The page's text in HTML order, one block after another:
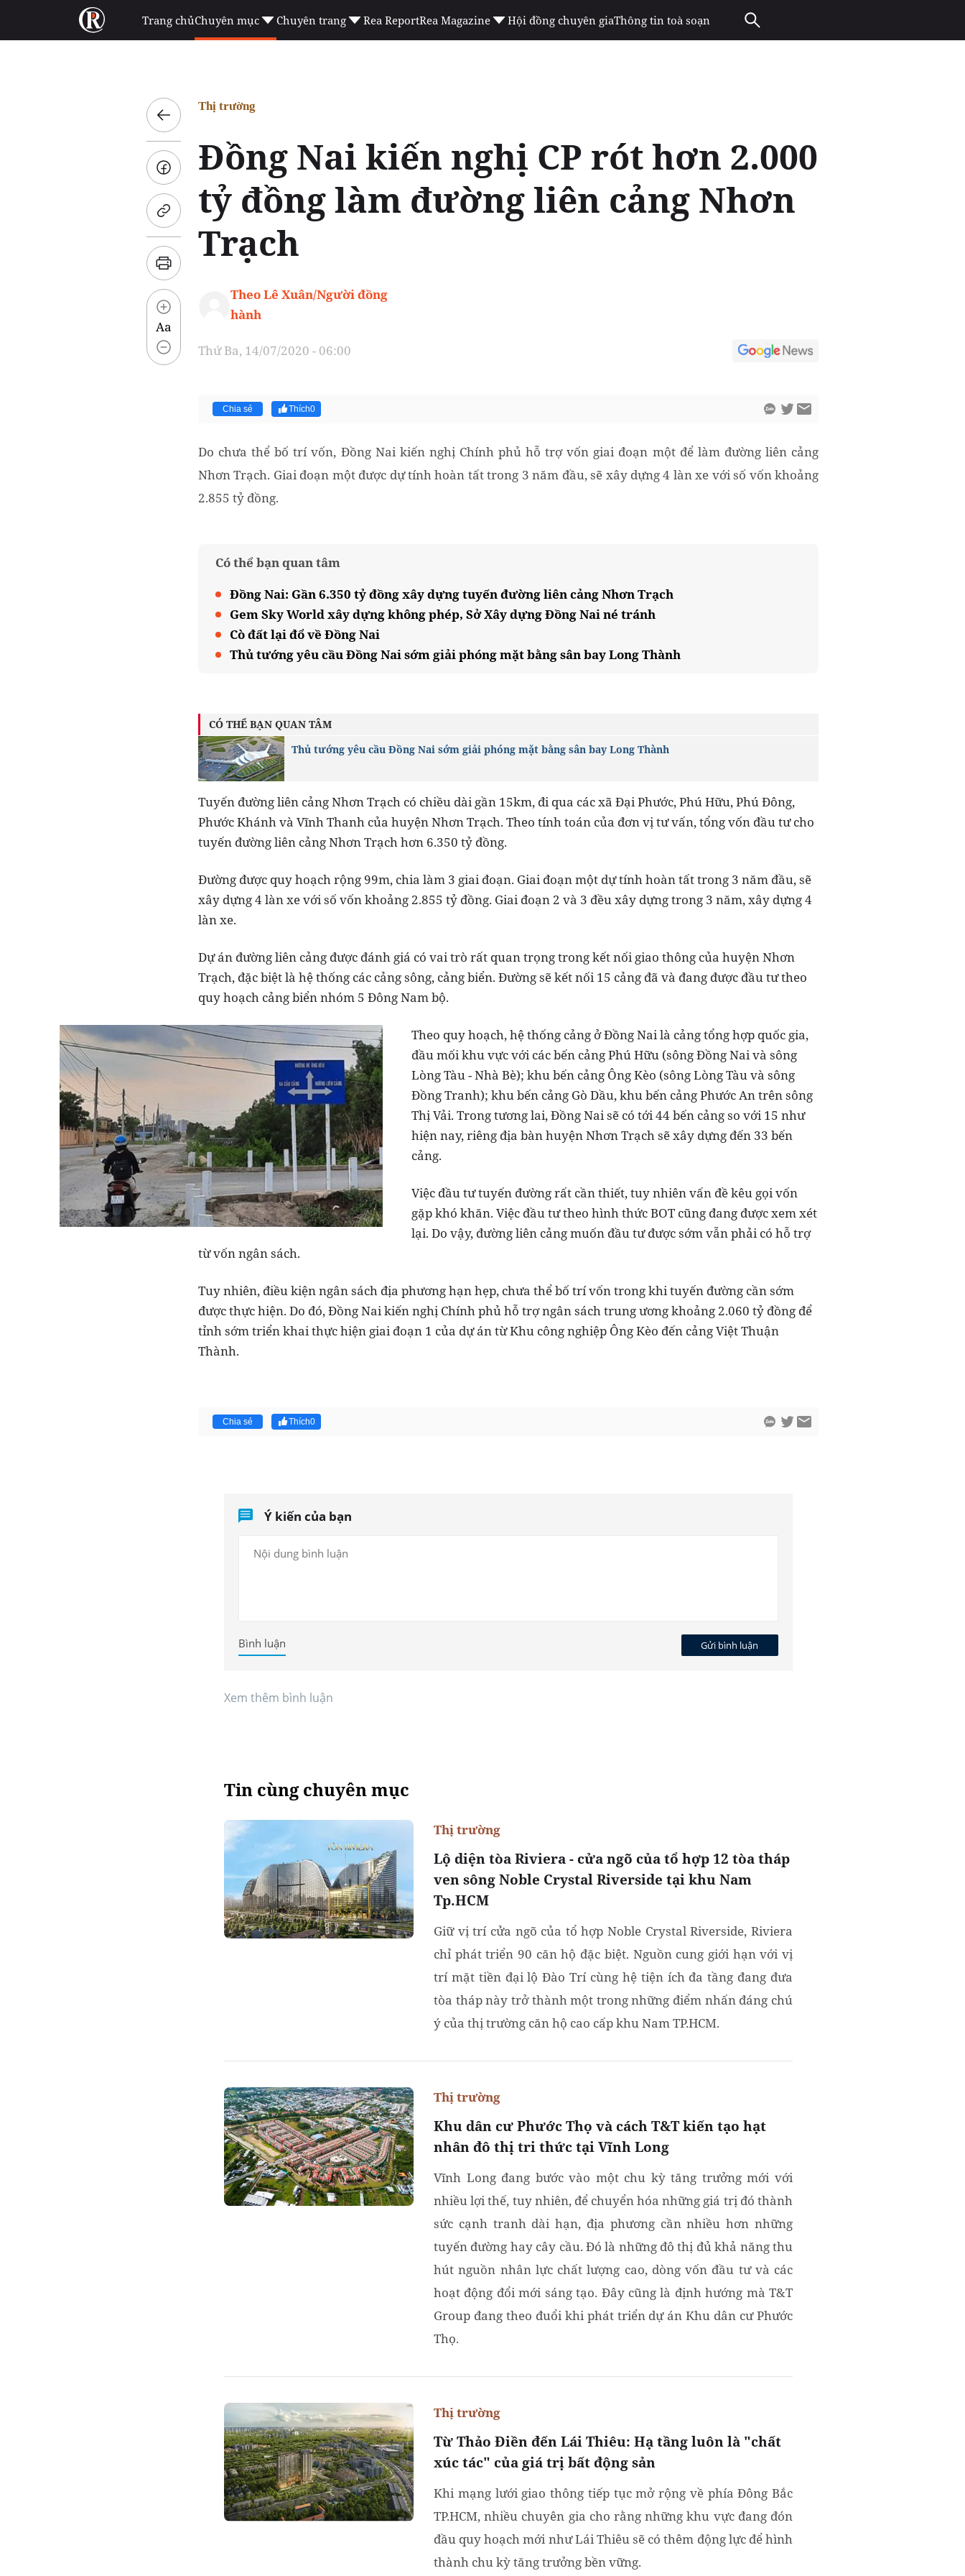
Trang chủChuyên mục Chuyên trang Rea ReportRea Magazine Hội đồng chuyên giaThông tin toà soạn
Aa
Thị trường
Đồng Nai kiến nghị CP rót hơn 2.000
tỷ đồng làm đường liên cảng Nhơn
Trạch
Theo Lê Xuân/Người đồng
hành
Thứ Ba, 14/07/2020 - 06:00
Chia sẻ Thích0
Do chưa thể bố trí vốn, Đồng Nai kiến nghị Chính phủ hỗ trợ vốn giai đoạn một để làm đường liên cảng
Nhơn Trạch. Giai đoạn một được dự tính hoàn tất trong 3 năm đầu, sẽ xây dựng 4 làn xe với số vốn khoảng
2.855 tỷ đồng.
Có thể bạn quan tâm
Đồng Nai: Gần 6.350 tỷ đồng xây dựng tuyến đường liên cảng Nhơn Trạch
Gem Sky World xây dựng không phép, Sở Xây dựng Đồng Nai né tránh
Cò đất lại đổ về Đồng Nai
Thủ tướng yêu cầu Đồng Nai sớm giải phóng mặt bằng sân bay Long Thành
CÓ THỂ BẠN QUAN TÂM
Thủ tướng yêu cầu Đồng Nai sớm giải phóng mặt bằng sân bay Long Thành
Tuyến đường liên cảng Nhơn Trạch có chiều dài gần 15km, đi qua các xã Đại Phước, Phú Hữu, Phú Đông,
Phước Khánh và Vĩnh Thanh của huyện Nhơn Trạch. Theo tính toán của đơn vị tư vấn, tổng vốn đầu tư cho
tuyến đường liên cảng Nhơn Trạch hơn 6.350 tỷ đồng.
Đường được quy hoạch rộng 99m, chia làm 3 giai đoạn. Giai đoạn một dự tính hoàn tất trong 3 năm đầu, sẽ
xây dựng 4 làn xe với số vốn khoảng 2.855 tỷ đồng. Giai đoạn 2 và 3 đều xây dựng trong 3 năm, xây dựng 4
làn xe.
Dự án đường liên cảng được đánh giá có vai trò rất quan trọng trong kết nối giao thông của huyện Nhơn
Trạch, đặc biệt là hệ thống các cảng sông, cảng biển. Đường sẽ kết nối 15 cảng đã và đang được đầu tư theo
quy hoạch cảng biển nhóm 5 Đông Nam bộ.
Theo quy hoạch, hệ thống cảng ở Đồng Nai là cảng tổng hợp quốc gia,
đầu mối khu vực với các bến cảng Phú Hữu (sông Đồng Nai và sông
Lòng Tàu - Nhà Bè); khu bến cảng Ông Kèo (sông Lòng Tàu và sông
Đồng Tranh); khu bến cảng Gò Dầu, khu bến cảng Phước An trên sông
Thị Vải. Trong tương lai, Đồng Nai sẽ có tới 44 bến cảng so với 15 như
hiện nay, riêng địa bàn huyện Nhơn Trạch sẽ xây dựng đến 33 bến
cảng.
Việc đầu tư tuyến đường rất cần thiết, tuy nhiên vấn đề kêu gọi vốn
gặp khó khăn. Việc đầu tư theo hình thức BOT cũng đang được xem xét
lại. Do vậy, đường liên cảng muốn đầu tư được sớm vẫn phải có hỗ trợ
từ vốn ngân sách.
Tuy nhiên, điều kiện ngân sách địa phương hạn hẹp, chưa thể bố trí vốn trong khi tuyến đường cần sớm
được thực hiện. Do đó, Đồng Nai kiến nghị Chính phủ hỗ trợ ngân sách trung ương khoảng 2.060 tỷ đồng để
tỉnh sớm triển khai thực hiện giai đoạn 1 của dự án từ Khu công nghiệp Ông Kèo đến cảng Việt Thuận
Thành.
Chia sẻ Thích0
Ý kiến của bạn
Gửi bình luận
Bình luận
Xem thêm bình luận
Tin cùng chuyên mục
Lộ diện tòa Riviera - cửa ngõ của tổ hợp 12 tòa tháp
ven sông Noble Crystal Riverside tại khu Nam
Tp.HCM
Thị trường
Giữ vị trí cửa ngõ của tổ hợp Noble Crystal Riverside, Riviera
chỉ phát triển 90 căn hộ đặc biệt. Nguồn cung giới hạn với vị
trí mặt tiền đại lộ Đào Trí cùng hệ tiện ích đa tầng đang đưa
tòa tháp này trở thành một trong những điểm nhấn đáng chú
ý của thị trường căn hộ cao cấp khu Nam TP.HCM.
Khu dân cư Phước Thọ và cách T&T kiến tạo hạt
nhân đô thị tri thức tại Vĩnh Long
Thị trường
Vĩnh Long đang bước vào một chu kỳ tăng trưởng mới với
nhiều lợi thế, tuy nhiên, để chuyển hóa những giá trị đó thành
sức cạnh tranh dài hạn, địa phương cần nhiều hơn những
tuyến đường hay cây cầu. Đó là những đô thị đủ khả năng thu
hút nguồn nhân lực chất lượng cao, dòng vốn đầu tư và các
hoạt động đổi mới sáng tạo. Đây cũng là định hướng mà T&T
Group đang theo đuổi khi phát triển dự án Khu dân cư Phước
Thọ.
Từ Thảo Điền đến Lái Thiêu: Hạ tầng luôn là "chất
xúc tác" của giá trị bất động sản
Thị trường
Khi mạng lưới giao thông tiếp tục mở rộng về phía Đông Bắc
TP.HCM, nhiều chuyên gia cho rằng những khu vực đang đón
đầu quy hoạch mới như Lái Thiêu sẽ có thêm động lực để hình
thành chu kỳ tăng trưởng bền vững.